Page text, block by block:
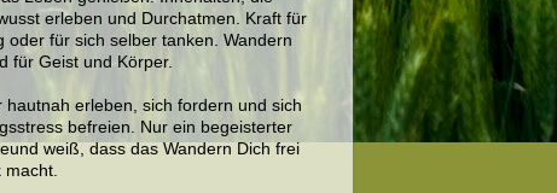
erleben und Durchatmen. Kraft für
oder für sich selber tanken. Wandern
für Geist und Körper.
hautnah erleben, sich fordern und sich
befreien. Nur ein begeisterter
weiß, dass das Wandern Dich frei
macht.